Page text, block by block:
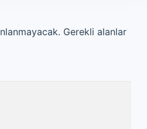
Gerekli alanlar